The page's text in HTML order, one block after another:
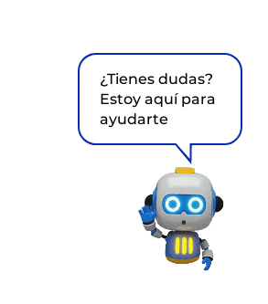
¿Tienes dudas?
Estoy aquí para
ayudarte